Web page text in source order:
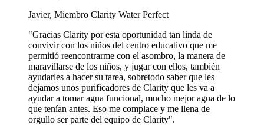
Javier, Miembro Clarity Water Perfect
"Gracias Clarity por esta oportunidad tan linda de
convivir con los niños del centro educativo que me
permitió reencontrarme con el asombro, la manera de
maravillarse de los niños, y jugar con ellos, también
ayudarles a hacer su tarea, sobretodo saber que les
dejamos unos purificadores de Clarity que les va a
ayudar a tomar agua funcional, mucho mejor agua de lo
que tenían antes. Eso me complace y me llena de
orgullo ser parte del equipo de Clarity".